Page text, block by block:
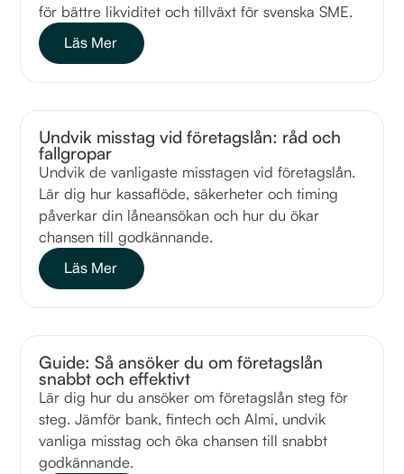
för bättre likviditet och tillväxt för svenska SME.
Läs Mer
Undvik misstag vid företagslån: råd och
fallgropar
Undvik de vanligaste misstagen vid företagslån.
Lär dig hur kassaflöde, säkerheter och timing
påverkar din låneansökan och hur du ökar
chansen till godkännande.
Läs Mer
Guide: Så ansöker du om företagslån
snabbt och effektivt
Lär dig hur du ansöker om företagslån steg för
steg. Jämför bank, fintech och Almi, undvik
vanliga misstag och öka chansen till snabbt
godkännande.